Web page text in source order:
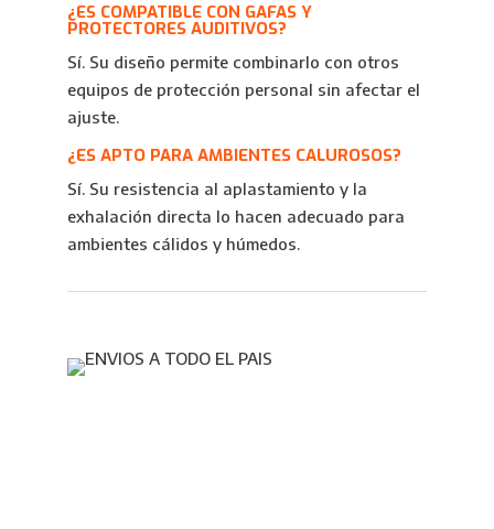
¿ES COMPATIBLE CON GAFAS Y
PROTECTORES AUDITIVOS?
Sí. Su diseño permite combinarlo con otros
equipos de protección personal sin afectar el
ajuste.
¿ES APTO PARA AMBIENTES CALUROSOS?
Sí. Su resistencia al aplastamiento y la
exhalación directa lo hacen adecuado para
ambientes cálidos y húmedos.